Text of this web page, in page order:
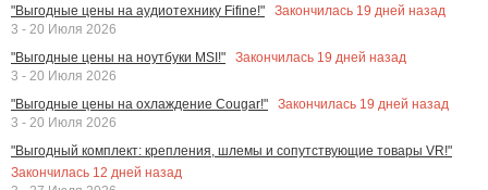
"Выгодные цены на аудиотехнику Fifine!"
Закончилась 19 дней назад
3 - 20 Июля 2026
"Выгодные цены на ноутбуки MSI!"
Закончилась 19 дней назад
3 - 20 Июля 2026
"Выгодные цены на охлаждение Cougar!"
Закончилась 19 дней назад
3 - 20 Июля 2026
"Выгодный комплект: крепления, шлемы и сопутствующие товары VR!"
Закончилась 12 дней назад